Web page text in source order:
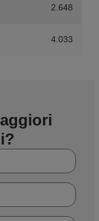
2.648
4.033